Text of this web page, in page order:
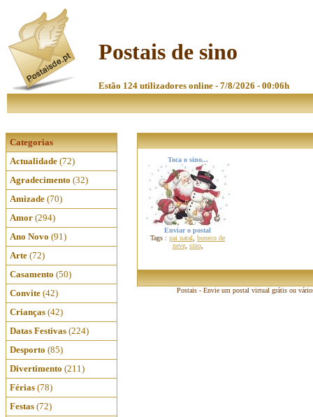
Postais de sino
Estão 124 utilizadores online - 7/8/2026 - 00:06h
Categorias
Actualidade (72)
Agradecimento (32)
Amizade (70)
Amor (294)
Ano Novo (91)
Arte (72)
Casamento (50)
Convite (42)
Crianças (42)
Datas Festivas (224)
Desporto (85)
Divertimento (211)
Férias (78)
Festas (72)
Toca o sino...
Enviar o postal
Tags : pai natal
boneco de
neve, sino,
Postais - Envie um postal virtual grátis ou